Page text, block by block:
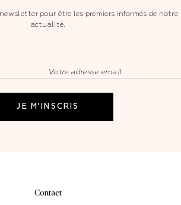
pour être les premiers informés de notre
actualité.
Contact